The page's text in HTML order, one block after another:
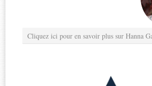
Cliquez ici pour en savoir plus sur Hanna